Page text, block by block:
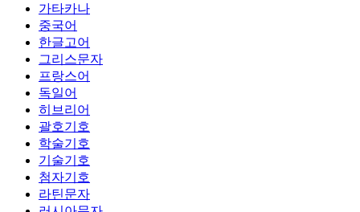
가타카나
중국어
한글고어
그리스문자
프랑스어
독일어
히브리어
괄호기호
학술기호
기술기호
첨자기호
라틴문자